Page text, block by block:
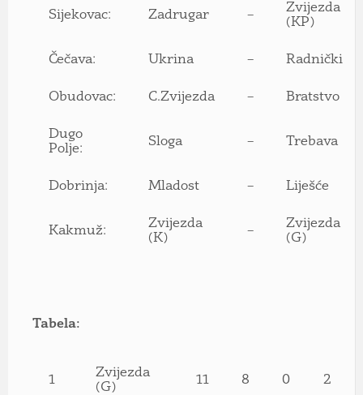
Sijekovac: Zadrugar –
Zvijezda
(KP)
Čečava: Ukrina – Radnički
Obudovac: C.Zvijezda – Bratstvo
Dugo
Polje:
Sloga – Trebava
Dobrinja: Mladost – Liješće
Kakmuž:
Zvijezda
(K)
–
Zvijezda
(G)
Tabela:
1
Zvijezda
(G)
11 8 0 2